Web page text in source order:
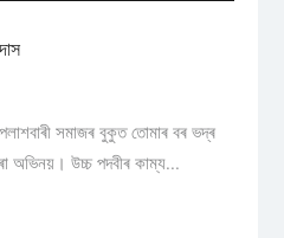
সমাজৰ বুকুত তোমাৰ বৰ ভদ্ৰ
অভিনয়। উচ্চ পদবীৰ কাম্য...